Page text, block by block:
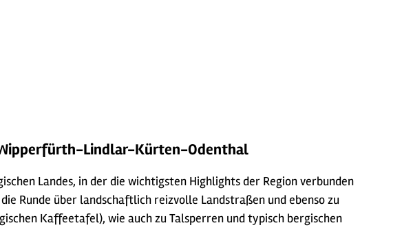
Lindlar-Kürten-Odenthal
Landes, in der die wichtigsten Highlights der Region verbunden
Runde über landschaftlich reizvolle Landstraßen und ebenso zu
Kaffeetafel), wie auch zu Talsperren und typisch bergischen